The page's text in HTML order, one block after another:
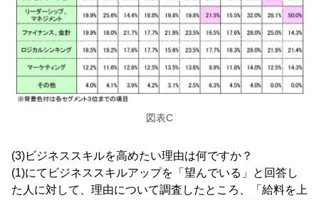
図表C
(3)ビジネススキルを高めたい理由は何ですか？
(1)にてビジネススキルアップを「望んでいる」と回答し
た人に対して、理由について調査したところ、「給料を上